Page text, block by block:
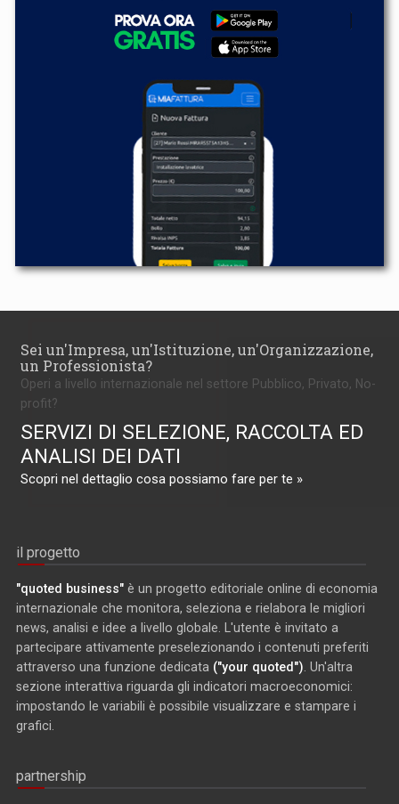
Sei un'Impresa, un'Istituzione, un'Organizzazione,
un Professionista?
Operi a livello internazionale nel settore Pubblico, Privato, No-
profit?
SERVIZI DI SELEZIONE, RACCOLTA ED
ANALISI DEI DATI
Scopri nel dettaglio cosa possiamo fare per te »
il progetto
"quoted business" è un progetto editoriale online di economia
internazionale che monitora, seleziona e rielabora le migliori
news, analisi e idee a livello globale. L'utente è invitato a
partecipare attivamente preselezionando i contenuti preferiti
attraverso una funzione dedicata ("your quoted"). Un'altra
sezione interattiva riguarda gli indicatori macroeconomici:
impostando le variabili è possibile visualizzare e stampare i
grafici.
partnership